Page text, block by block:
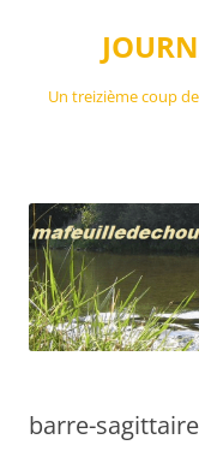
Un treizième coup
barre-